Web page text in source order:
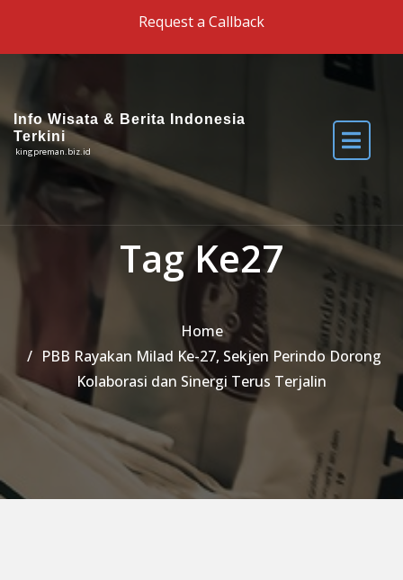
Request a Callback
Info Wisata & Berita Indonesia
Terkini
kingpreman.biz.id
Tag Ke27
Home
PBB Rayakan Milad Ke-27, Sekjen Perindo Dorong
Kolaborasi dan Sinergi Terus Terjalin